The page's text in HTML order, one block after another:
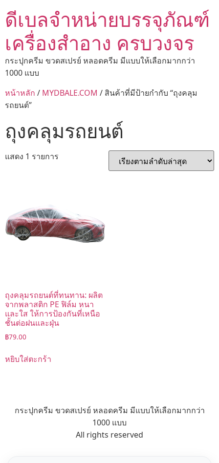
ดีเบลจำหน่ายบรรจุภัณฑ์
เครื่องสำอาง ครบวงจร
กระปุกครีม ขวดสเปรย์ หลอดครีม มีแบบให้เลือกมากกว่า
1000 แบบ
หน้าหลัก / MYDBALE.COM / สินค้าที่มีป้ายกำกับ “ถุงคลุม
รถยนต์”
ถุงคลุมรถยนต์
แสดง 1 รายการ
ถุงคลุมรถยนต์ที่ทนทาน: ผลิต
จากพลาสติก PE ฟิล์ม หนา
และใส ให้การป้องกันที่เหนือ
ชั้นต่อฝนและฝุ่น
฿79.00
หยิบใส่ตะกร้า
กระปุกครีม ขวดสเปรย์ หลอดครีม มีแบบให้เลือกมากกว่า
1000 แบบ
All rights reserved